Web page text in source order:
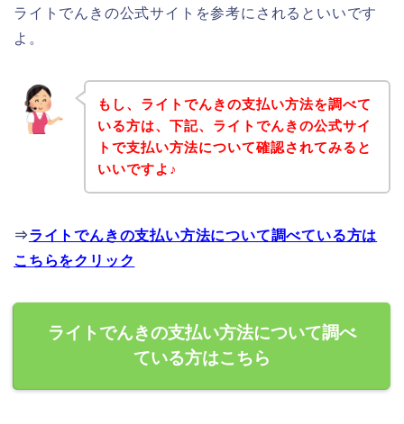
ライトでんきの公式サイトを参考にされるといいです
よ。
もし、ライトでんきの支払い方法を調べて
いる方は、下記、ライトでんきの公式サイ
トで支払い方法について確認されてみると
いいですよ♪
⇒ライトでんきの支払い方法について調べている方は
こちらをクリック
ライトでんきの支払い方法について調べ
ている方はこちら